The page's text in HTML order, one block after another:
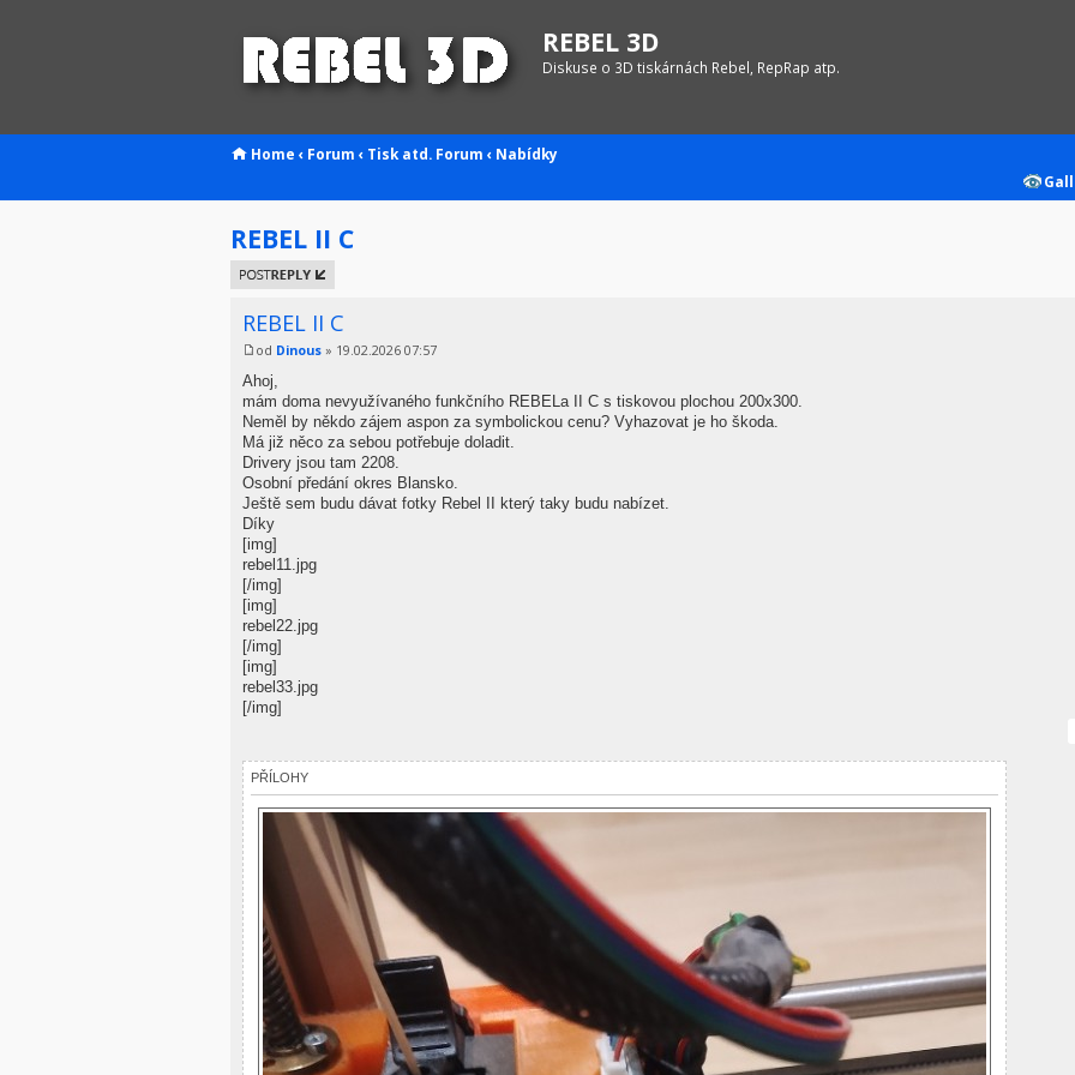
REBEL 3D
Diskuse o 3D tiskárnách Rebel, RepRap atp.
Home ‹ Forum ‹ Tisk atd. Forum ‹ Nabídky
REBEL II C
Odeslat
odpověď
REBEL II C
od Dinous » 19.02.2026 07:57
Ahoj,
mám doma nevyužívaného funkčního REBELa II C s tiskovou plochou 200x300.
Neměl by někdo zájem aspon za symbolickou cenu? Vyhazovat je ho škoda.
Má již něco za sebou potřebuje doladit.
Drivery jsou tam 2208.
Osobní předání okres Blansko.
Ještě sem budu dávat fotky Rebel II který taky budu nabízet.
Díky
[img]
rebel11.jpg
[/img]
[img]
rebel22.jpg
[/img]
[img]
rebel33.jpg
[/img]
PŘÍLOHY